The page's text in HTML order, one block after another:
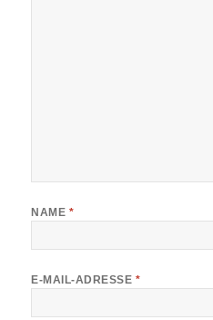
NAME *
E-MAIL-ADRESSE *